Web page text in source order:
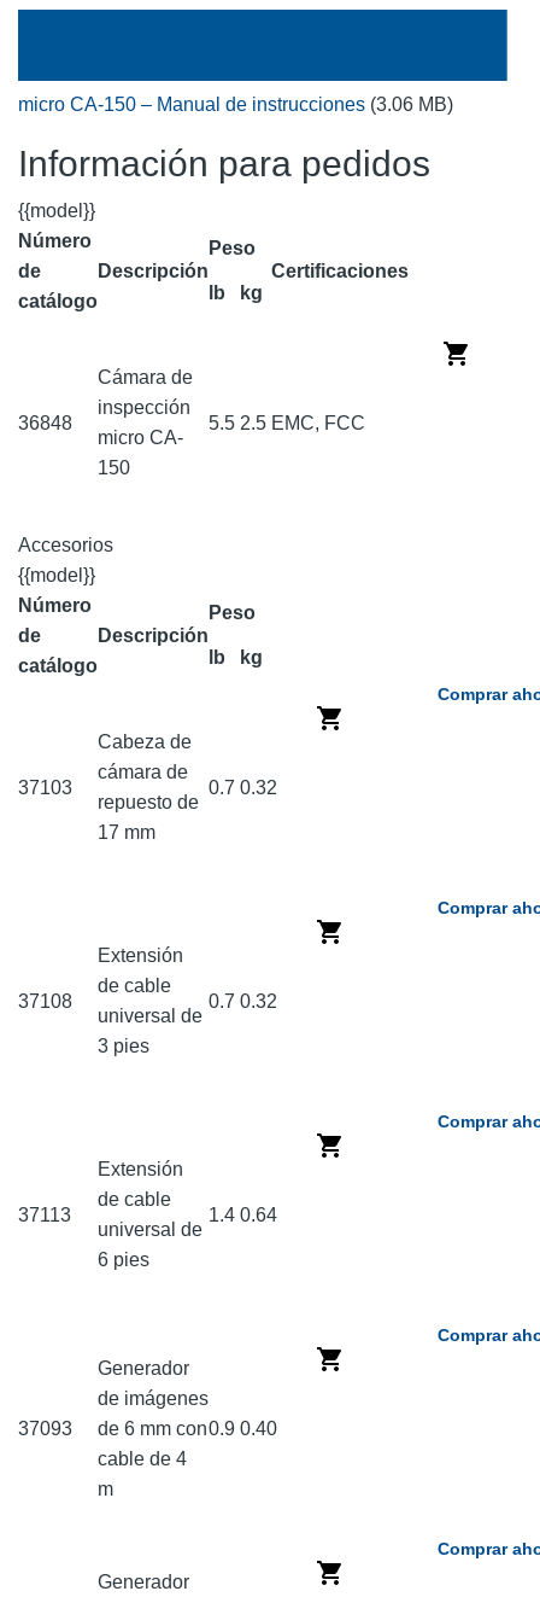
micro CA-150 – Manual de instrucciones (3.06 MB)
Información para pedidos
{{model}}
Número
de
catálogo
Descripción
Peso
Certificaciones
lb
kg
36848
Cámara de
inspección
micro CA-
150
5.5 2.5 EMC, FCC
Accesorios
{{model}}
Número
de
catálogo
Descripción
Peso
lb kg
37103
Cabeza de
cámara de
repuesto de
17 mm
0.7 0.32
Comprar
37108
Extensión
de cable
universal de
3 pies
0.7 0.32
Comprar
37113
Extensión
de cable
universal de
6 pies
1.4 0.64
Comprar
37093
Generador
de imágenes
de 6 mm con
cable de 4
m
0.9 0.40
Comprar
Generador
Comprar